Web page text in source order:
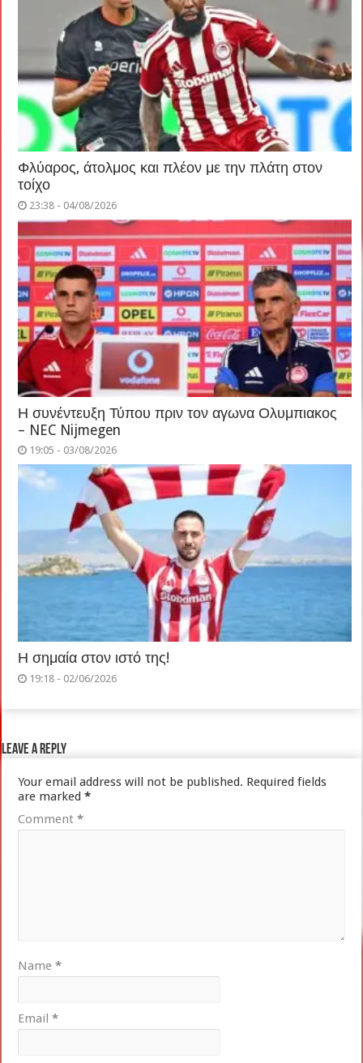
Φλύαρος, άτολμος και πλέον με την πλάτη στον
τοίχο
23:38 - 04/08/2026
Η συνέντευξη Τύπου πριν τον αγωνα Ολυμπιακος
– NEC Nijmegen
19:05 - 03/08/2026
Η σημαία στον ιστό της!
19:18 - 02/06/2026
Leave a Reply
Your email address will not be published. Required fields
are marked*
Comment*
Name*
Email*